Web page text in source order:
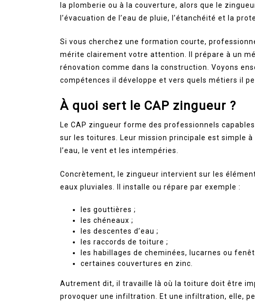
la plomberie ou à la couverture, alors que le
l’évacuation de l’eau de pluie, l’étanchéité et la
Si vous cherchez une formation courte,
mérite clairement votre attention. Il prépare à un
rénovation comme dans la construction. Voyons
compétences il développe et vers quels métiers il
À quoi sert le CAP zingueur ?
Le CAP zingueur forme des professionnels
sur les toitures. Leur mission principale est simple
l’eau, le vent et les intempéries.
Concrètement, le zingueur intervient sur les
eaux pluviales. Il installe ou répare par exemple :
les gouttières ;
les chéneaux ;
les descentes d’eau ;
les raccords de toiture ;
les habillages de cheminées, lucarnes ou
certaines couvertures en zinc.
Autrement dit, il travaille là où la toiture doit être
provoquer une infiltration. Et une infiltration, elle,